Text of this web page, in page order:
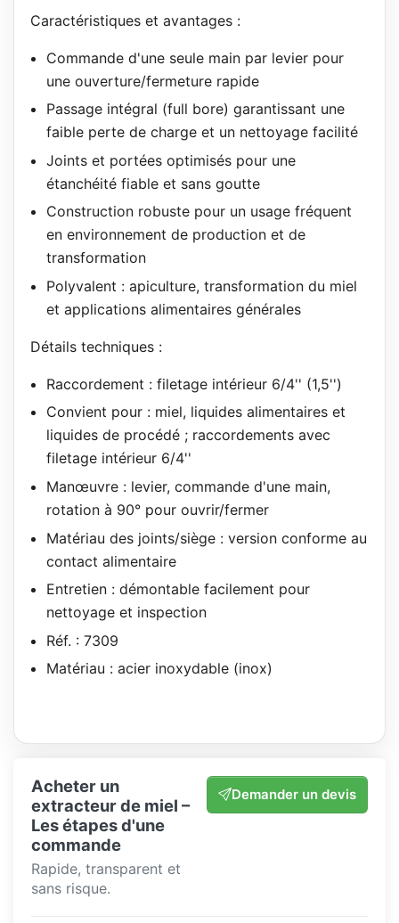
Caractéristiques et avantages :
Commande d'une seule main par levier pour
une ouverture/fermeture rapide
Passage intégral (full bore) garantissant une
faible perte de charge et un nettoyage facilité
Joints et portées optimisés pour une
étanchéité fiable et sans goutte
Construction robuste pour un usage fréquent
en environnement de production et de
transformation
Polyvalent : apiculture, transformation du miel
et applications alimentaires générales
Détails techniques :
Raccordement : filetage intérieur 6/4'' (1,5'')
Convient pour : miel, liquides alimentaires et
liquides de procédé ; raccordements avec
filetage intérieur 6/4''
Manœuvre : levier, commande d'une main,
rotation à 90° pour ouvrir/fermer
Matériau des joints/siège : version conforme au
contact alimentaire
Entretien : démontable facilement pour
nettoyage et inspection
Réf. : 7309
Matériau : acier inoxydable (inox)
Acheter un
extracteur de miel –
Les étapes d'une
commande
Rapide, transparent et
sans risque.
Demander un devis